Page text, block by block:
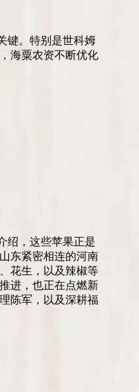
键。特别是世科姆
海粟农资不断优化
绍，这些苹果正是
东紧密相连的河南
花生，以及辣椒等
进，也正在点燃新
陈军，以及深耕福